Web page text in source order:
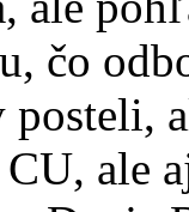
čo
ale